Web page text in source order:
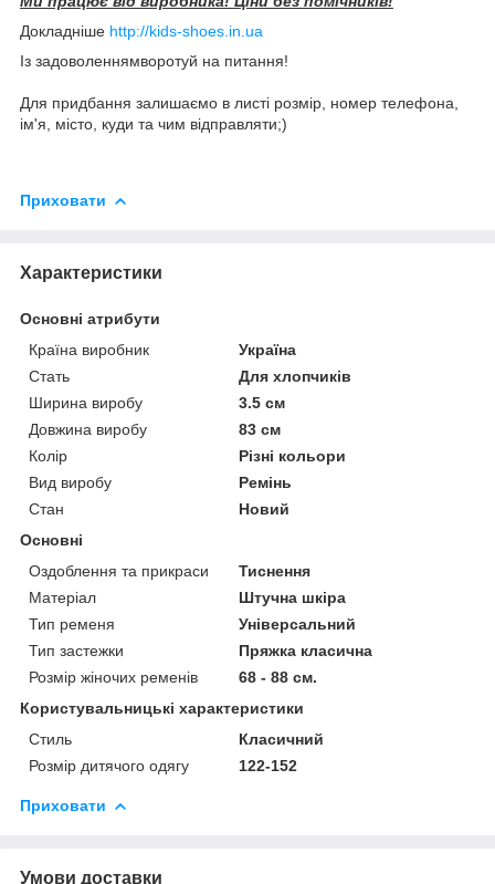
Докладніше http://kids-shoes.in.ua
Із задоволеннямворотуй на питання!
Для придбання залишаємо в листі розмір, номер телефона,
ім'я, місто, куди та чим відправляти;)
Приховати
Характеристики
Основні атрибути
Країна виробник
Україна
Стать
Для хлопчиків
Ширина виробу
3.5 см
Довжина виробу
83 см
Колір
Різні кольори
Вид виробу
Ремінь
Стан
Новий
Основні
Оздоблення та прикраси
Тиснення
Матеріал
Штучна шкіра
Тип ременя
Універсальний
Тип застежки
Пряжка класична
Розмір жіночих ременів
68 - 88 см.
Користувальницькі характеристики
Стиль
Класичний
Розмір дитячого одягу
122-152
Приховати
Умови доставки